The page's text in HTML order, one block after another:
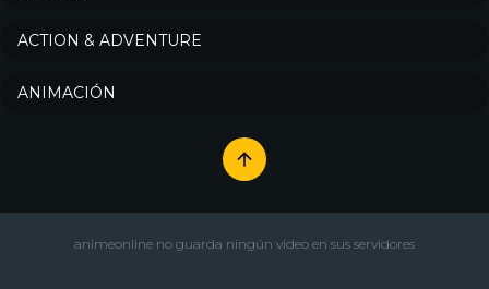
Música
Romance
ACTION & ADVENTURE
ANIMACIÓN
animeonline no guarda ningún video en sus servidores